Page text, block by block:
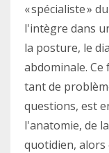
« spécialiste »
l'intègre dans
la posture, le
abdominale.
tant de
questions, est
l'anatomie, de
quotidien, alors